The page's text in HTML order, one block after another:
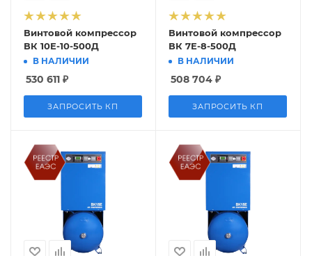
Винтовой компрессор
ВК 10Е-10-500Д
В НАЛИЧИИ
530 611 ₽
ЗАПРОСИТЬ КП
Винтовой компрессор
ВК 7E-8-500Д
В НАЛИЧИИ
508 704 ₽
ЗАПРОСИТЬ КП